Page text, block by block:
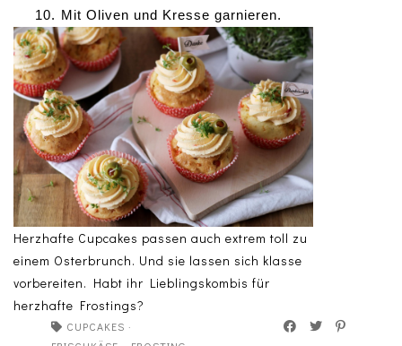
10.
Mit Oliven und Kresse garnieren.
Herzhafte Cupcakes passen auch extrem toll zu
einem Osterbrunch. Und sie lassen sich klasse
vorbereiten. Habt ihr Lieblingskombis für
herzhafte Frostings?
CUPCAKES ·